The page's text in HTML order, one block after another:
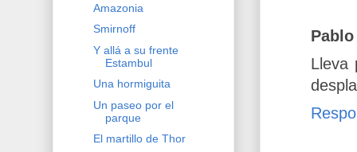
Pablo
Lleva
Amazonia
Smirnoff
Y allá a su frente
Estambul
Una hormiguita
Un paseo por el
parque
El martillo de Thor